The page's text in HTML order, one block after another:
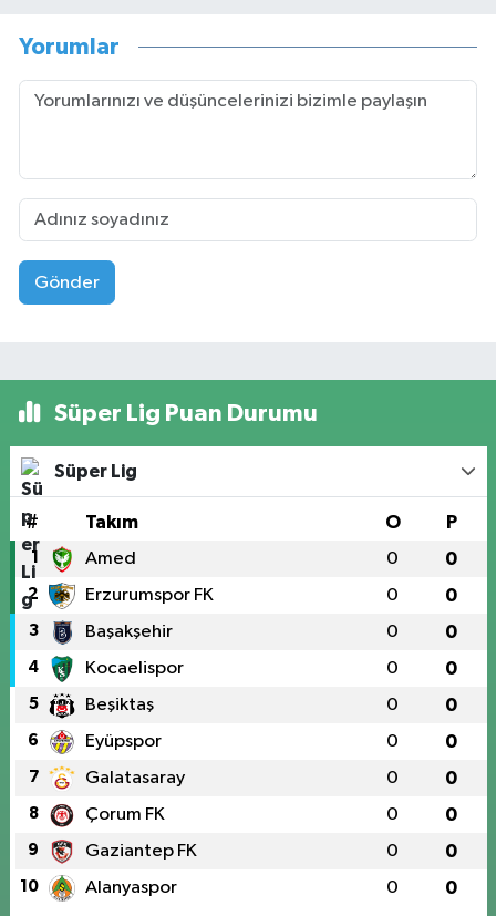
Yorumlar
Gönder
Süper Lig Puan Durumu
Süper Lig
# Takım O P
1 Amed 0 0
2 Erzurumspor FK 0 0
3 Başakşehir 0 0
4 Kocaelispor 0 0
5 Beşiktaş 0 0
6 Eyüpspor 0 0
7 Galatasaray 0 0
8 Çorum FK 0 0
9 Gaziantep FK 0 0
10 Alanyaspor 0 0